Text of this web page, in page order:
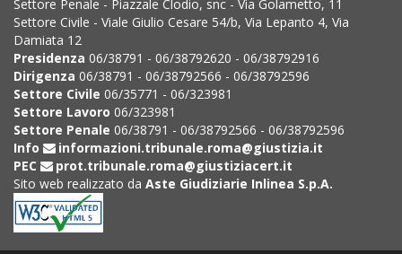
Settore Penale - Piazzale Clodio, snc - Via Golametto, 11
Settore Civile - Viale Giulio Cesare 54/b, Via Lepanto 4, Via
Damiata 12
Presidenza 06/38791 - 06/38792620 - 06/38792916
Dirigenza 06/38791 - 06/38792566 - 06/38792596
Settore Civile 06/35771 - 06/323981
Settore Lavoro 06/323981
Settore Penale 06/38791 - 06/38792566 - 06/38792596
Info
informazioni.tribunale.roma@giustizia.it
PEC
prot.tribunale.roma@giustiziacert.it
Sito web realizzato da Aste Giudiziarie Inlinea S.p.A.